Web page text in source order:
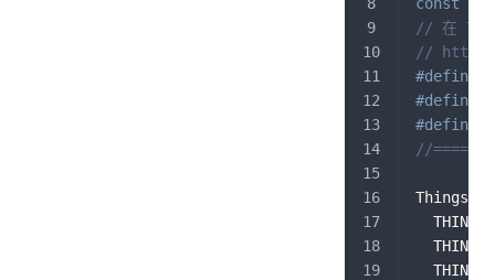
// 在
//
#define
#define
#define
//